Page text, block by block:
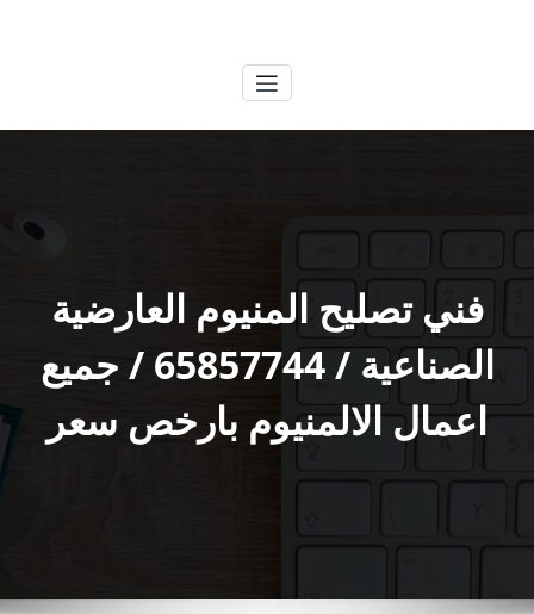
فني تصليح المنيوم العارضية
الصناعية / 65857744 / جميع
اعمال الالمنيوم بارخص سعر